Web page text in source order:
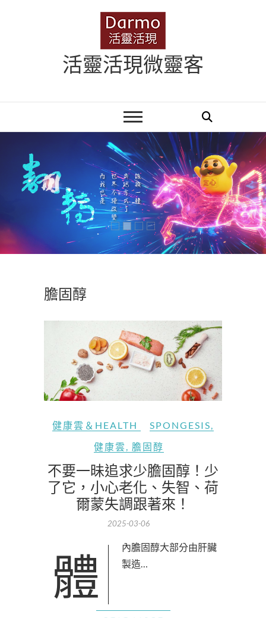
活靈活現微靈客
膽固醇
健康雲＆HEALTH SPONGESIS
健康雲
膽固醇
不要一昧追求少膽固醇！少
了它，小心老化、失智、荷
爾蒙失調跟著來！
2025-03-06
體內膽固醇大部分由肝臟 製造…